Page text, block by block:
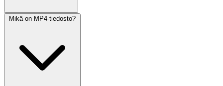
Mikä on MP4-tiedosto?